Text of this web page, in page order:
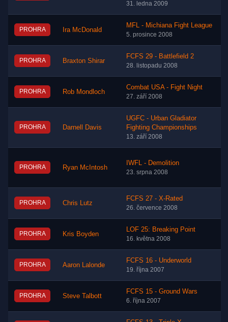
31. ledna 2009
PROHRA Ira McDonald
MFL - Michiana Fight League
5. prosince 2008
PROHRA Braxton Shirar
FCFS 29 - Battlefield 2
28. listopadu 2008
PROHRA Rob Mondloch
Combat USA - Fight Night
27. září 2008
PROHRA Darnell Davis
UGFC - Urban Gladiator
Fighting Championships
13. září 2008
PROHRA Ryan McIntosh
IWFL - Demolition
23. srpna 2008
PROHRA Chris Lutz
FCFS 27 - X-Rated
26. července 2008
PROHRA Kris Boyden
LOF 25: Breaking Point
16. května 2008
PROHRA Aaron Lalonde
FCFS 16 - Underworld
19. října 2007
PROHRA Steve Talbott
FCFS 15 - Ground Wars
6. října 2007